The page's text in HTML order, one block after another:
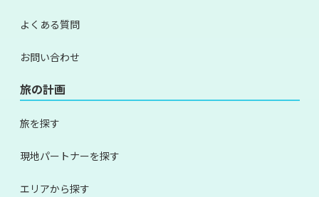
よくある質問
お問い合わせ
旅の計画
旅を探す
現地パートナーを探す
エリアから探す